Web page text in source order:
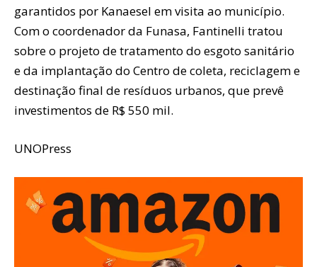
garantidos por Kanaesel em visita ao município.
Com o coordenador da Funasa, Fantinelli tratou
sobre o projeto de tratamento do esgoto sanitário
e da implantação do Centro de coleta, reciclagem e
destinação final de resíduos urbanos, que prevê
investimentos de R$ 550 mil.
UNOPress